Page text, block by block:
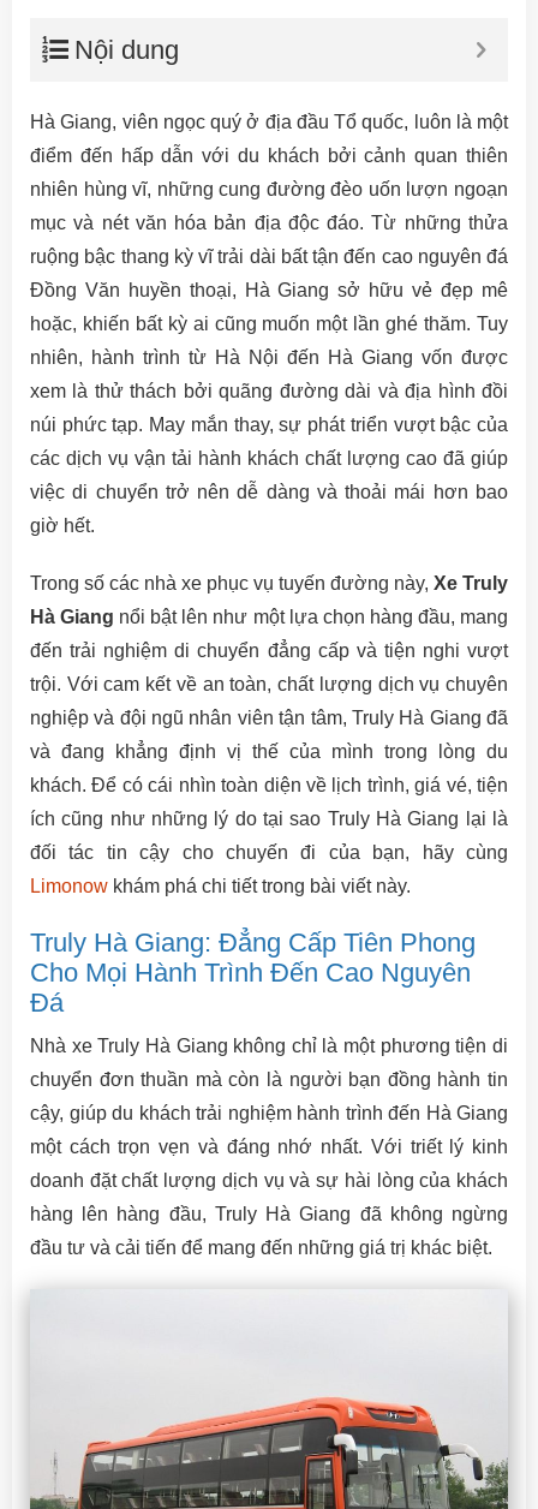
Nội dung
Hà Giang, viên ngọc quý ở địa đầu Tổ quốc, luôn là một
điểm đến hấp dẫn với du khách bởi cảnh quan thiên
nhiên hùng vĩ, những cung đường đèo uốn lượn ngoạn
mục và nét văn hóa bản địa độc đáo. Từ những thửa
ruộng bậc thang kỳ vĩ trải dài bất tận đến cao nguyên đá
Đồng Văn huyền thoại, Hà Giang sở hữu vẻ đẹp mê
hoặc, khiến bất kỳ ai cũng muốn một lần ghé thăm. Tuy
nhiên, hành trình từ Hà Nội đến Hà Giang vốn được
xem là thử thách bởi quãng đường dài và địa hình đồi
núi phức tạp. May mắn thay, sự phát triển vượt bậc của
các dịch vụ vận tải hành khách chất lượng cao đã giúp
việc di chuyển trở nên dễ dàng và thoải mái hơn bao
giờ hết.
Trong số các nhà xe phục vụ tuyến đường này, Xe Truly
Hà Giang nổi bật lên như một lựa chọn hàng đầu, mang
đến trải nghiệm di chuyển đẳng cấp và tiện nghi vượt
trội. Với cam kết về an toàn, chất lượng dịch vụ chuyên
nghiệp và đội ngũ nhân viên tận tâm, Truly Hà Giang đã
và đang khẳng định vị thế của mình trong lòng du
khách. Để có cái nhìn toàn diện về lịch trình, giá vé, tiện
ích cũng như những lý do tại sao Truly Hà Giang lại là
đối tác tin cậy cho chuyến đi của bạn, hãy cùng
Limonow khám phá chi tiết trong bài viết này.
Truly Hà Giang: Đẳng Cấp Tiên Phong
Cho Mọi Hành Trình Đến Cao Nguyên
Đá
Nhà xe Truly Hà Giang không chỉ là một phương tiện di
chuyển đơn thuần mà còn là người bạn đồng hành tin
cậy, giúp du khách trải nghiệm hành trình đến Hà Giang
một cách trọn vẹn và đáng nhớ nhất. Với triết lý kinh
doanh đặt chất lượng dịch vụ và sự hài lòng của khách
hàng lên hàng đầu, Truly Hà Giang đã không ngừng
đầu tư và cải tiến để mang đến những giá trị khác biệt.